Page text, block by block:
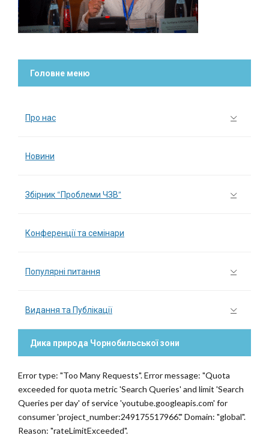
Головне меню
Про нас
Новини
Збірник “Проблеми ЧЗВ”
Конференції та семінари
Популярні питання
Видання та Публікації
Дика природа Чорнобильської зони
Error type: "Too Many Requests". Error message: "Quota
exceeded for quota metric 'Search Queries' and limit 'Search
Queries per day' of service 'youtube.googleapis.com' for
consumer 'project_number:249175517966'." Domain: "global".
Reason: "rateLimitExceeded".